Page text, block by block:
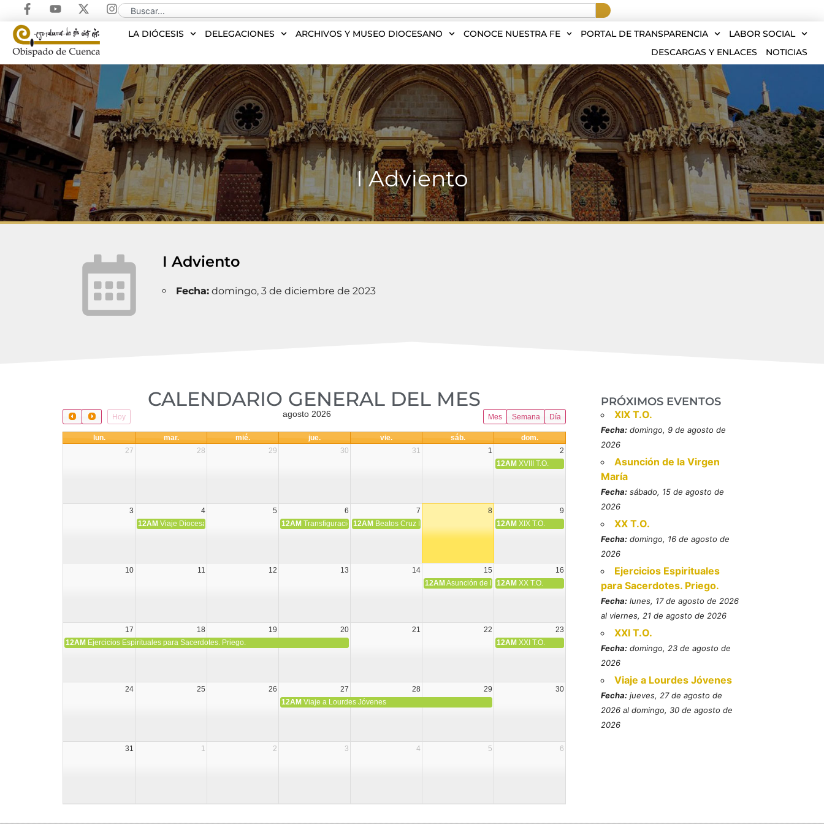
LA DIÓCESIS DELEGACIONES ARCHIVOS Y MUSEO DIOCESANO CONOCE NUESTRA FE PORTAL DE TRANSPARENCIA
LABOR SOCIAL
DESCARGAS Y ENLACES
NOTICIAS
I Adviento
I Adviento
Fecha:domingo, 3 de diciembre de 2023
CALENDARIO GENERAL DEL MES​
Hoy Mes Semana Día
agosto 2026
lun. mar. mié. jue. vie. sáb.
dom.
27
28 29 30 31 1
2
12AM XVIII T.O.
3 4 5 6 7 8
9
12AM Viaje Diocesano a Japón. 12AM Transfiguración del Señor
12AM Beatos Cruz Laplana, obispo, y Fernando Español, presbítero, mártires (MO)
12AM XIX T.O.
10 11 12 13 14 15
16
12AM Asunción de la Virgen María
12AM XX T.O.
17 18 19 20 21 22
23
12AM Ejercicios Espirituales para Sacerdotes. Priego. 12AM XXI T.O.
24 25 26 27 28 29
30
12AM Viaje a Lourdes Jóvenes
31 1 2 3 4 5 6
PRÓXIMOS EVENTOS
XIX T.O.
Fecha: domingo, 9 de agosto de
2026
Asunción de la Virgen
María
Fecha: sábado, 15 de agosto de
2026
XX T.O.
Fecha: domingo, 16 de agosto de
2026
Ejercicios Espirituales
para Sacerdotes. Priego.
Fecha: lunes, 17 de agosto de 2026
al viernes, 21 de agosto de 2026
XXI T.O.
Fecha: domingo, 23 de agosto de
2026
Viaje a Lourdes Jóvenes
Fecha: jueves, 27 de agosto de
2026 al domingo, 30 de agosto de
2026